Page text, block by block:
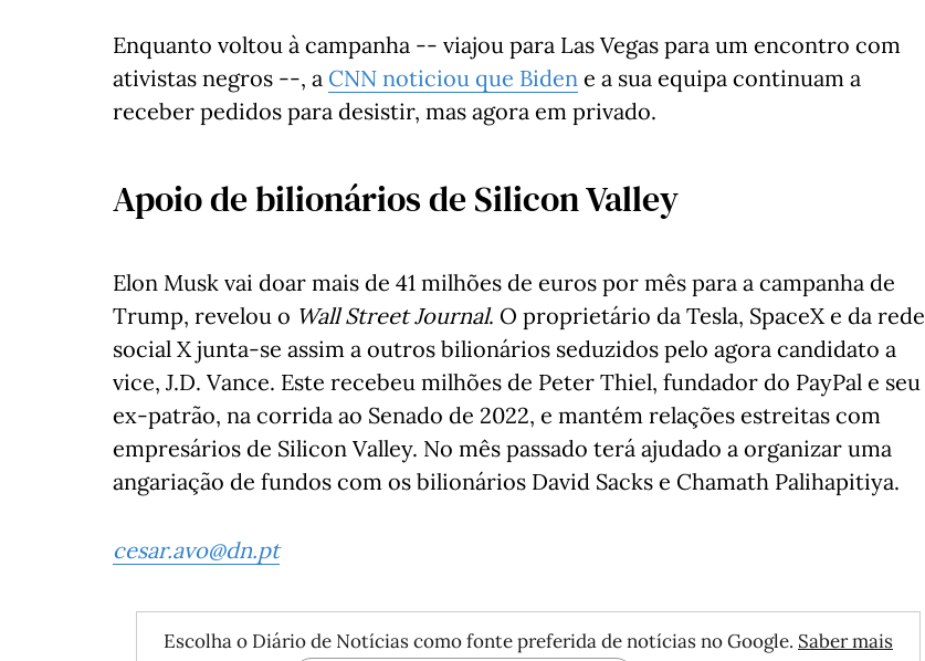
Enquanto voltou à campanha -- viajou para Las Vegas para um encontro com
ativistas negros --, a CNN noticiou que Biden e a sua equipa continuam a
receber pedidos para desistir, mas agora em privado.
Apoio de bilionários de Silicon Valley
Elon Musk vai doar mais de 41 milhões de euros por mês para a campanha de
Trump, revelou o Wall Street Journal. O proprietário da Tesla, SpaceX e da rede
social X junta-se assim a outros bilionários seduzidos pelo agora candidato a
vice, J.D. Vance. Este recebeu milhões de Peter Thiel, fundador do PayPal e seu
ex-patrão, na corrida ao Senado de 2022, e mantém relações estreitas com
empresários de Silicon Valley. No mês passado terá ajudado a organizar uma
angariação de fundos com os bilionários David Sacks e Chamath Palihapitiya.
cesar.avo@dn.pt
Escolha o Diário de Notícias como fonte preferida de notícias no Google. Saber mais